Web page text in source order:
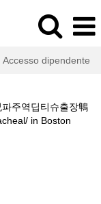
Accesso dipendente
주역딥티슈출장鶽
in Boston